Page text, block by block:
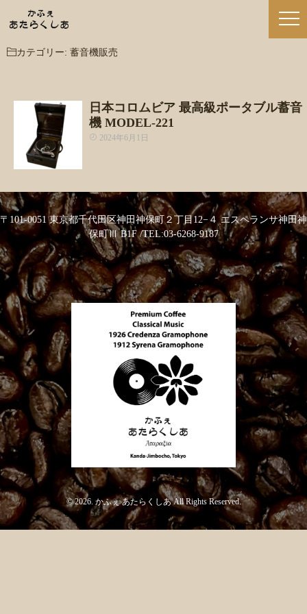
カテゴリー: 蓄音機販売
日本コロムビア 最高級ポータブル蓄音
機 MODEL-221
2024年6月1日
〒101-0051 東京都千代田区神田神保町２丁目12−４ エスペランサ神田神
保町Ⅲ B1F /TEL:03-6268-9187
© 2026. かふぇ あたらくしあ All Rights Reserved.